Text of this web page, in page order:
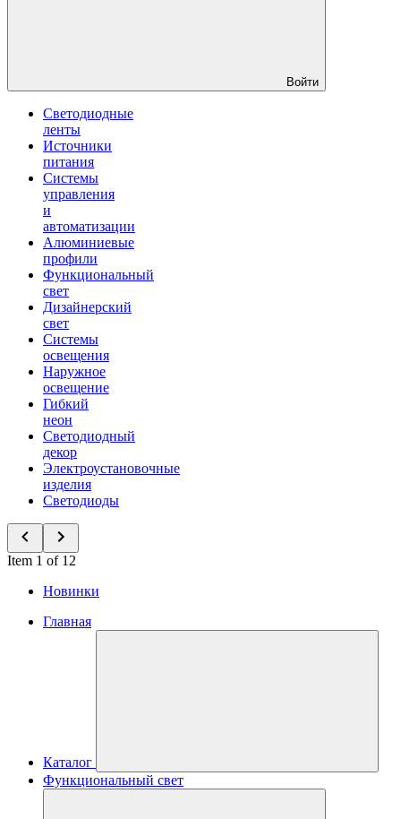
Войти
Светодиодные
ленты
Источники
питания
Системы
управления
и
автоматизации
Алюминиевые
профили
Функциональный
свет
Дизайнерский
свет
Системы
освещения
Наружное
освещение
Гибкий
неон
Светодиодный
декор
Электроустановочные
изделия
Светодиоды
Item 1 of 12
Новинки
Главная
Каталог
Функциональный свет